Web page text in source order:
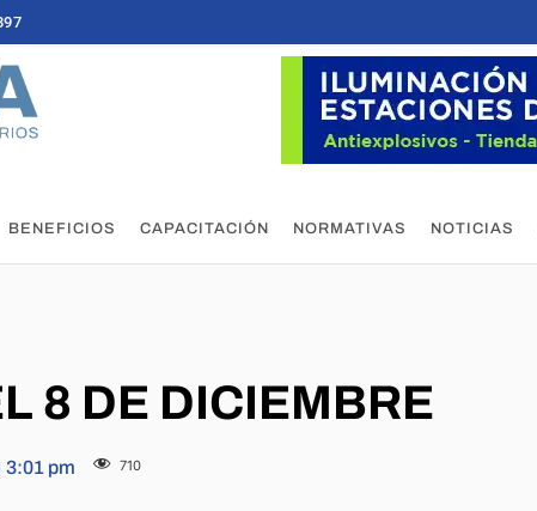
BENEFICIOS CAPACITACIÓN NORMATIVAS NOTICIAS
8 DE DICIEMBRE
3:01 pm 710